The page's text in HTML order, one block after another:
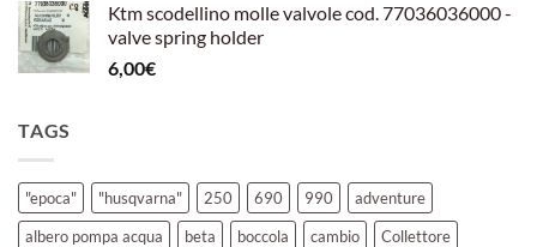
Ktm scodellino molle valvole cod. 77036036000 -
valve spring holder
6,00€
TAGS
"epoca" "husqvarna" 250 690 990
adventure
albero pompa acqua
beta boccola cambio
Collettore